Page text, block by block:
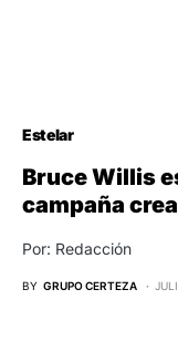
Estelar
Bruce Willis
campaña
Por: Redacción
BY GRUPO CERTEZA